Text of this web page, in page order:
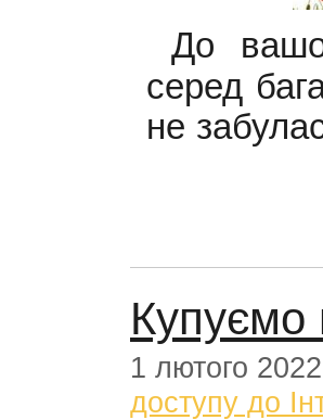
До
серед
не
Купуємо
1 лютого 2022
доступу до